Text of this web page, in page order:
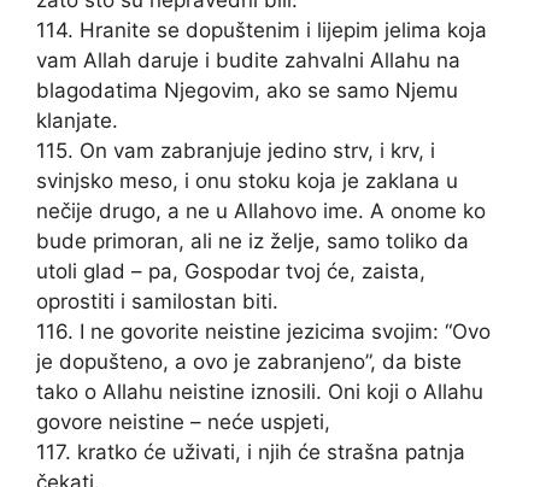
114. Hranite se dopuštenim i lijepim jelima koja
vam Allah daruje i budite zahvalni Allahu na
blagodatima Njegovim, ako se samo Njemu
klanjate.
115. On vam zabranjuje jedino strv, i krv, i
svinjsko meso, i onu stoku koja je zaklana u
nečije drugo, a ne u Allahovo ime. A onome ko
bude primoran, ali ne iz želje, samo toliko da
utoli glad – pa, Gospodar tvoj će, zaista,
oprostiti i samilostan biti.
116. I ne govorite neistine jezicima svojim: “Ovo
je dopušteno, a ovo je zabranjeno”, da biste
tako o Allahu neistine iznosili. Oni koji o Allahu
govore neistine – neće uspjeti,
117. kratko će uživati, i njih će strašna patnja
čekati.